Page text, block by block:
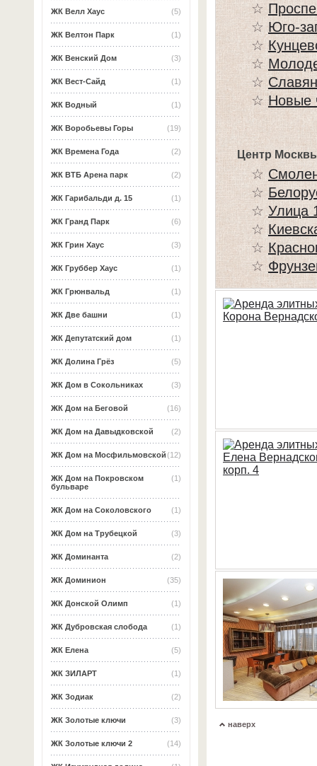
(5)
ЖК Велл Хаус
(1)
ЖК Велтон Парк
(3)
ЖК Венский Дом
(1)
ЖК Вест-Сайд
(1)
ЖК Водный
(19)
ЖК Воробьевы Горы
(2)
ЖК Времена Года
(2)
ЖК ВТБ Арена парк
(1)
ЖК Гарибальди д. 15
(6)
ЖК Гранд Парк
(3)
ЖК Грин Хаус
(1)
ЖК Груббер Хаус
(1)
ЖК Грюнвальд
(1)
ЖК Две башни
(1)
ЖК Депутатский дом
(5)
ЖК Долина Грёз
(3)
ЖК Дом в Сокольниках
(16)
ЖК Дом на Беговой
(2)
ЖК Дом на Давыдковской
(12)
ЖК Дом на Мосфильмовской
(1)
ЖК Дом на Покровском
бульваре
(1)
ЖК Дом на Соколовского
(3)
ЖК Дом на Трубецкой
(2)
ЖК Доминанта
(35)
ЖК Доминион
(1)
ЖК Донской Олимп
(1)
ЖК Дубровская слобода
(5)
ЖК Елена
(1)
ЖК ЗИЛАРТ
(2)
ЖК Зодиак
(3)
ЖК Золотые ключи
(14)
ЖК Золотые ключи 2
☆
☆Юго-
☆
☆
☆
☆Новые
Центр
☆
☆
☆Улица
☆
☆
☆
наверх